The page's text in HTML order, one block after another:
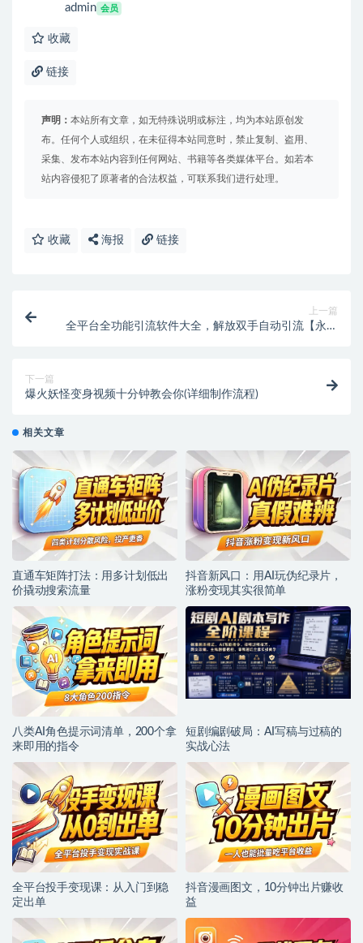
admin 会员
收藏
链接
声明： 本站所有文章，如无特殊说明或标注，均为本站原创发
布。任何个人或组织，在未征得本站同意时，禁止复制、盗用、
采集、发布本站内容到任何网站、书籍等各类媒体平台。如若本
站内容侵犯了原著者的合法权益，可联系我们进行处理。
收藏 海报 链接
上一篇
全平台全功能引流软件大全，解放双手自动引流【永久
下一篇
爆火妖怪变身视频十分钟教会你(详细制作流程)
相关文章
直通车矩阵打法：用多计划低出
价撬动搜索流量
抖音新风口：用AI玩伪纪录片，
涨粉变现其实很简单
八类AI角色提示词清单，200个拿
来即用的指令
短剧编剧破局：AI写稿与过稿的
实战心法
全平台投手变现课：从入门到稳
定出单
抖音漫画图文，10分钟出片赚收
益